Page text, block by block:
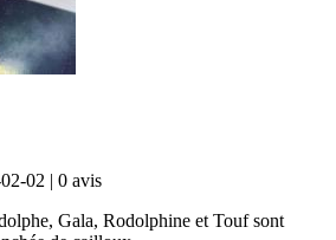
02 | 0 avis
Gala, Rodolphine et Touf sont